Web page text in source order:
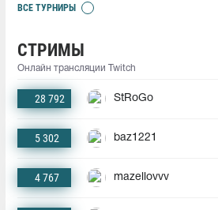
ВСЕ ТУРНИРЫ
СТРИМЫ
Онлайн трансляции Twitch
28 792 StRoGo
5 302 baz1221
4 767 mazellovvv